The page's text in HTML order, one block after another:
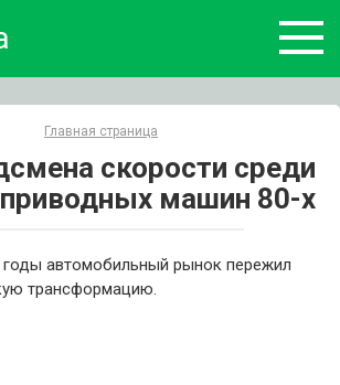
Главная страница
скорости среди
машин 80-х
автомобильный рынок пережил
трансформацию.